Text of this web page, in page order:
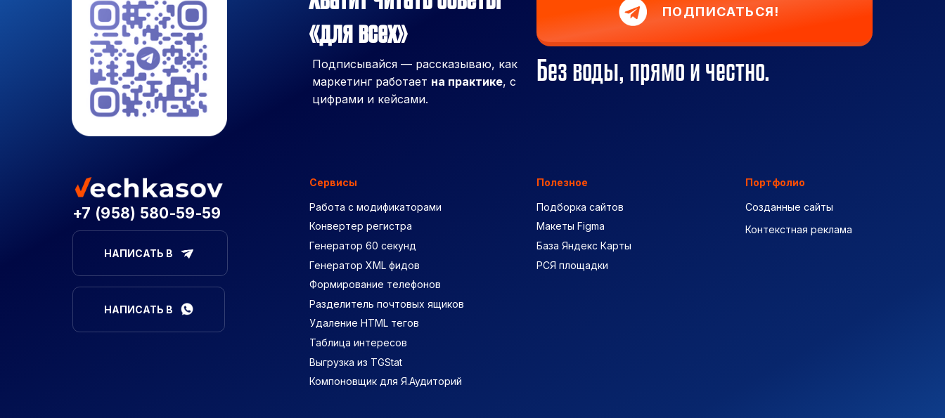
«для всех»
Подписывайся — рассказываю, как
маркетинг работает на практике, с
цифрами и кейсами.
ПОДПИСАТЬСЯ!
Без воды, прямо и честно.
+7 (958) 580-59-59
НАПИСАТЬ В
НАПИСАТЬ В
Сервисы
Работа с модификаторами
Конвертер регистра
Генератор 60 секунд
Генератор XML фидов
Формирование телефонов
Разделитель почтовых ящиков
Удаление HTML тегов
Таблица интересов
Выгрузка из TGStat
Компоновщик для Я.Аудиторий
Полезное
Подборка сайтов
Макеты Figma
База Яндекс Карты
РСЯ площадки
Портфолио
Созданные сайты
Контекстная реклама